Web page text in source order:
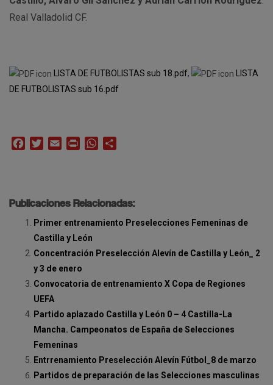
Real Valladolid CF.
LISTA DE FUTBOLISTAS sub 18.pdf,
LISTA
DE FUTBOLISTAS sub 16.pdf
FacebookTwitterEmail Print WhatsApp
Publicaciones Relacionadas:
Primer entrenamiento Preselecciones Femeninas de
Castilla y León
Concentración Preselección Alevín de Castilla y León_ 2
y 3 de enero
Convocatoria de entrenamiento X Copa de Regiones
UEFA
Partido aplazado Castilla y León 0 – 4 Castilla-La
Mancha. Campeonatos de España de Selecciones
Femeninas
Entrrenamiento Preselección Alevín Fútbol_8 de marzo
Partidos de preparación de las Selecciones masculinas